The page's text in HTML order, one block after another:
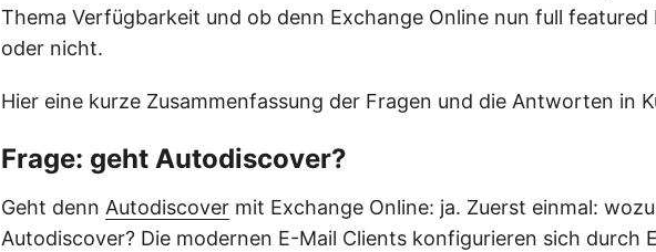
Thema Verfügbarkeit und ob denn Exchange Online nun full featured
oder nicht.
Hier eine kurze Zusammenfassung der Fragen und die Antworten in
Frage: geht Autodiscover?
Geht denn Autodiscover mit Exchange Online: ja. Zuerst einmal:
Autodiscover? Die modernen E-Mail Clients konfigurieren sich durch